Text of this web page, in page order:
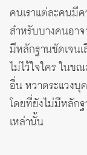
คนเราแต่ละคนมี
สำหรับบางคนอา
มีหลักฐานชัดเจน
ไม่ไว้ใจใคร ใน
อื่น หวาดระแวง
โดยที่ยังไม่มีหลัก
เหล่านั้น